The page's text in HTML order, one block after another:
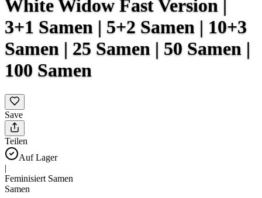
White Widow Fast Version |
3+1 Samen | 5+2 Samen | 10+3
Samen | 25 Samen | 50 Samen |
100 Samen
Save
Teilen
Auf Lager
|
Feminisiert Samen
Samen